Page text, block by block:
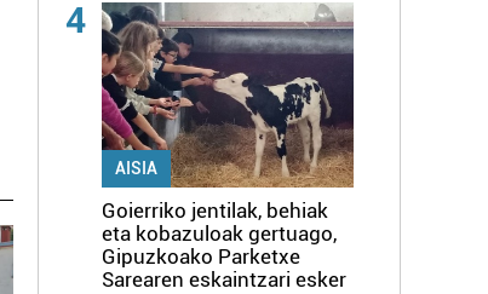
4
AISIA
Goierriko jentilak, behiak
eta kobazuloak gertuago,
Gipuzkoako Parketxe
Sarearen eskaintzari esker